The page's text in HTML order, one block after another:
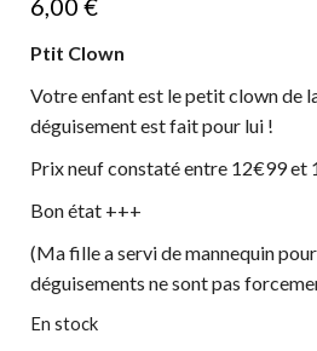
6,00 €
Ptit Clown
Votre enfant est le petit clown de
déguisement est fait pour lui !
Prix neuf constaté entre 12€99 et
Bon état +++
(Ma fille a servi de mannequin
déguisements ne sont pas
En stock